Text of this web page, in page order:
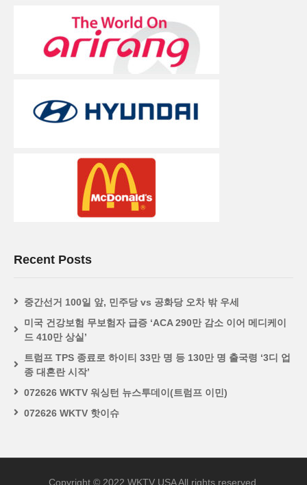
Recent Posts
중간선거 100일 앞, 민주당 vs 공화당 오차 밖 우세
미국 건강보험 무보험자 급증 ‘ACA 290만 감소 이어 메디케이
드 410만 상실’
트럼프 TPS 종료로 하이티 33만 명 등 130만 명 출국령 ‘3디 업
종 대혼란 시작’
072626 WKTV 워싱턴 뉴스투데이(트럼프 이민)
072626 WKTV 핫이슈
Copyright © 2022 WKTV USA All rights reserved.